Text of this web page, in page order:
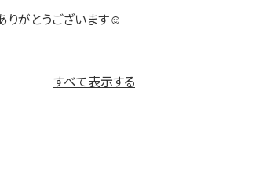
りがとうございます☺️
すべて表示する